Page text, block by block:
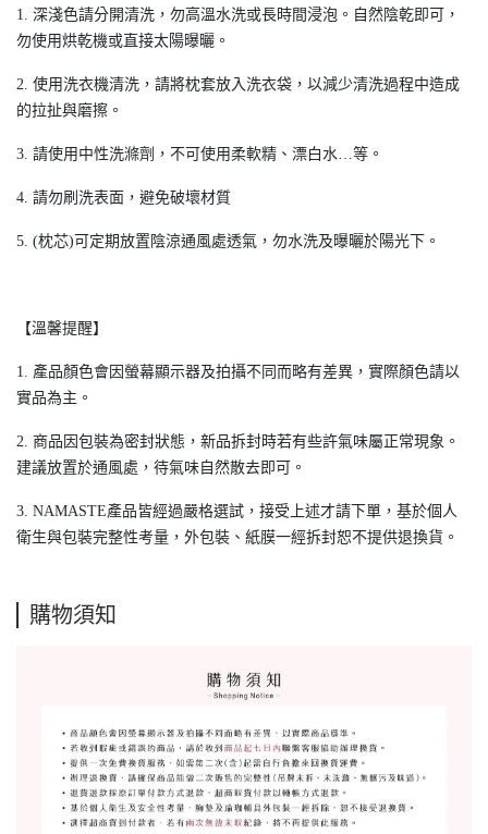
1. 深淺色請分開清洗，勿高溫水洗或長時間浸泡。自然陰乾即可，
勿使用烘乾機或直接太陽曝曬。
2. 使用洗衣機清洗，請將枕套放入洗衣袋，以減少清洗過程中造成
的拉扯與磨擦。
3. 請使用中性洗滌劑，不可使用柔軟精、漂白水…等。
4. 請勿刷洗表面，避免破壞材質
5. (枕芯)可定期放置陰涼通風處透氣，勿水洗及曝曬於陽光下。
【溫馨提醒】
1. 產品顏色會因螢幕顯示器及拍攝不同而略有差異，實際顏色請以
實品為主。
2. 商品因包裝為密封狀態，新品拆封時若有些許氣味屬正常現象。
建議放置於通風處，待氣味自然散去即可。
3. NAMASTE產品皆經過嚴格選試，接受上述才請下單，基於個人
衛生與包裝完整性考量，外包裝、紙膜一經拆封恕不提供退換貨。
購物須知